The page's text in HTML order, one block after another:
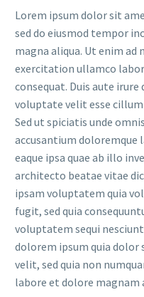
Lorem ipsum dolor sit
sed do eiusmod tempor
magna aliqua. Ut enim ad
exercitation ullamco
consequat. Duis aute
voluptate velit esse
Sed ut spiciatis unde
accusantium
eaque ipsa quae ab illo
architecto beatae vitae
ipsam voluptatem quia
fugit, sed quia
voluptatem sequi
dolorem ipsum quia dolor
velit, sed quia non
labore et dolore